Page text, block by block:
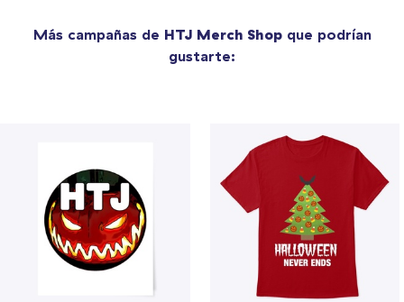
Más campañas de HTJ Merch Shopque podrían
gustarte: